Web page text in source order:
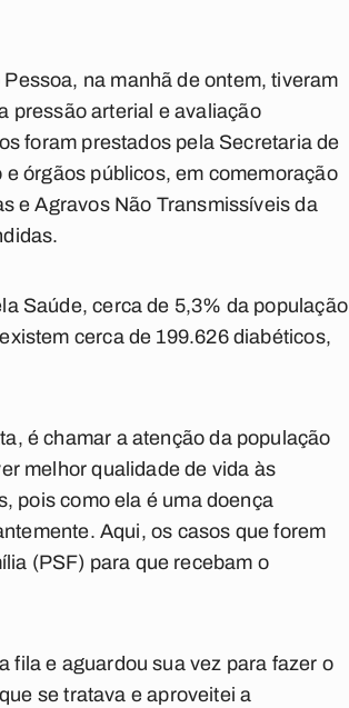
na manhã de ontem, tiveram
pressão arterial e avaliação
foram prestados pela Secretaria de
órgãos públicos, em comemoração
e Agravos Não Transmissíveis da
Saúde, cerca de 5,3% da população
cerca de 199.626 diabéticos,
é chamar a atenção da população
melhor qualidade de vida às
pois como ela é uma doença
Aqui, os casos que forem
(PSF) para que recebam o
fila e aguardou sua vez para fazer o
se tratava e aproveitei a